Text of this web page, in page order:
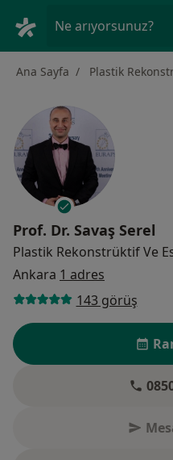
Ne arıyorsunuz?
Ana Sayfa Plastik
Prof. Dr. Savaş Serel
Plastik Rekonstrüktif Ve
Ankara 1 adres
143 görüş